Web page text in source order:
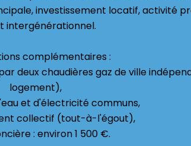
investissement locatif, activité
intergénérationnel.
complémentaires :
deux chaudières gaz de ville
logement),
et d'électricité communs,
collectif (tout-à-l'égout),
: environ 1 500 €.